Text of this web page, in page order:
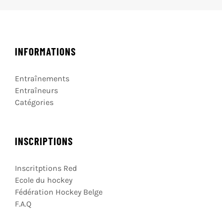
INFORMATIONS
Entraînements
Entraîneurs
Catégories
INSCRIPTIONS
Inscritptions Red
Ecole du hockey
Fédération Hockey Belge
F.A.Q